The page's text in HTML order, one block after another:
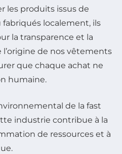
les produits issus de
fabriqués localement, ils
la transparence et la
l’origine de nos vêtements
que chaque achat ne
humaine.